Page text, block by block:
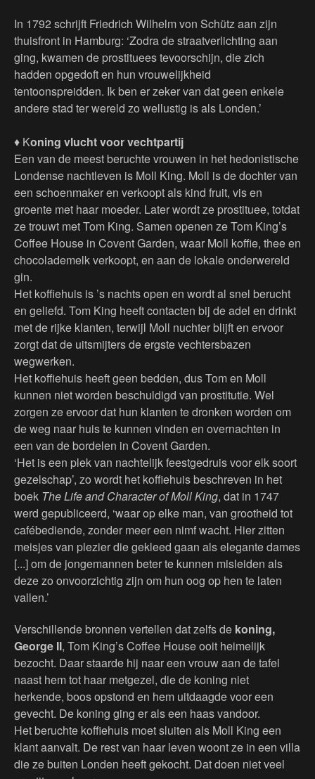
In 1792 schrijft Friedrich Wilhelm von Schütz aan zijn
thuisfront in Hamburg: ‘Zodra de straatverlichting aan
ging, kwamen de prostituees tevoorschijn, die zich
hadden opgedoft en hun vrouwelijkheid
tentoonspreidden. Ik ben er zeker van dat geen enkele
andere stad ter wereld zo wellustig is als Londen.’
♦ Koning vlucht voor vechtpartij
Een van de meest beruchte vrouwen in het hedonistische
Londense nachtleven is Moll King. Moll is de dochter van
een schoenmaker en verkoopt als kind fruit, vis en
groente met haar moeder. Later wordt ze prostituee, totdat
ze trouwt met Tom King. Samen openen ze Tom King’s
Coffee House in Covent Garden, waar Moll koffie, thee en
chocolademelk verkoopt, en aan de lokale onderwereld
gin.
Het koffiehuis is ’s nachts open en wordt al snel berucht
en geliefd. Tom King heeft contacten bij de adel en drinkt
met de rijke klanten, terwijl Moll nuchter blijft en ervoor
zorgt dat de uitsmijters de ergste vechtersbazen
wegwerken.
Het koffiehuis heeft geen bedden, dus Tom en Moll
kunnen niet worden beschuldigd van prostitutie. Wel
zorgen ze ervoor dat hun klanten te dronken worden om
de weg naar huis te kunnen vinden en overnachten in
een van de bordelen in Covent Garden.
‘Het is een plek van nachtelijk feestgedruis voor elk soort
gezelschap’, zo wordt het koffiehuis beschreven in het
boek The Life and Character of Moll King, dat in 1747
werd gepubliceerd, ‘waar op elke man, van grootheid tot
cafébediende, zonder meer een nimf wacht. Hier zitten
meisjes van plezier die gekleed gaan als elegante dames
[...] om de jongemannen beter te kunnen misleiden als
deze zo onvoorzichtig zijn om hun oog op hen te laten
vallen.’
Verschillende bronnen vertellen dat zelfs de koning,
George II, Tom King’s Coffee House ooit heimelijk
bezocht. Daar staarde hij naar een vrouw aan de tafel
naast hem tot haar metgezel, die de koning niet
herkende, boos opstond en hem uitdaagde voor een
gevecht. De koning ging er als een haas vandoor.
Het beruchte koffiehuis moet sluiten als Moll King een
klant aanvalt. De rest van haar leven woont ze in een villa
die ze buiten Londen heeft gekocht. Dat doen niet veel